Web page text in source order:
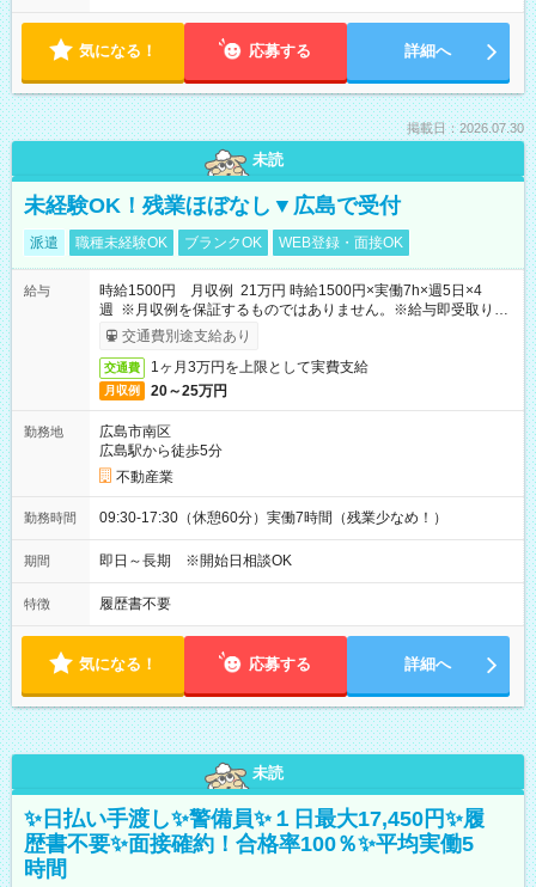
気になる！ 応募する 詳細へ
掲載日：2026.07.30
未読
未経験OK！残業ほぼなし▼広島で受付
派遣 職種未経験OK ブランクOK WEB登録・面接OK
給与
時給1500円 月収例 21万円 時給1500円×実働7h×週5日×4
週 ※月収例を保証するものではありません。※給与即受取りサ
ービス利用可（利用条件有）
交通費別途支給あり
交通費 1ヶ月3万円を上限として実費支給
月収例 20～25万円
勤務地
広島市南区
広島駅から徒歩5分
不動産業
勤務時間 09:30-17:30（休憩60分）実働7時間（残業少なめ！）
期間 即日～長期 ※開始日相談OK
特徴 履歴書不要
気になる！ 応募する 詳細へ
未読
✨日払い手渡し✨警備員✨１日最大17,450円✨履
歴書不要✨面接確約！合格率100％✨平均実働5
時間